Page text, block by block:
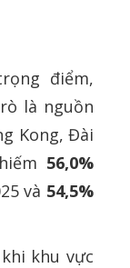
điểm,
là nguồn
Kong, Đài
56,0%
và 54,5%
khu vực